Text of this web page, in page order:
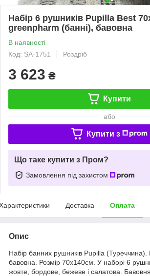
Набір 6 рушників Pupilla Best
greenpharm (банні), бавовна
В наявності
Код: SA-1751
Роздріб
3 623 ₴
Купити
або
Купити з
Що таке купити з Пром?
Замовлення під захистом
Доставка Оплата
Опис
Набір банних рушників Pupilla (Туреччина).
бавовна. Розмір 70х140см. У наборі 6
жовте, бордове, бежеве і салатова.